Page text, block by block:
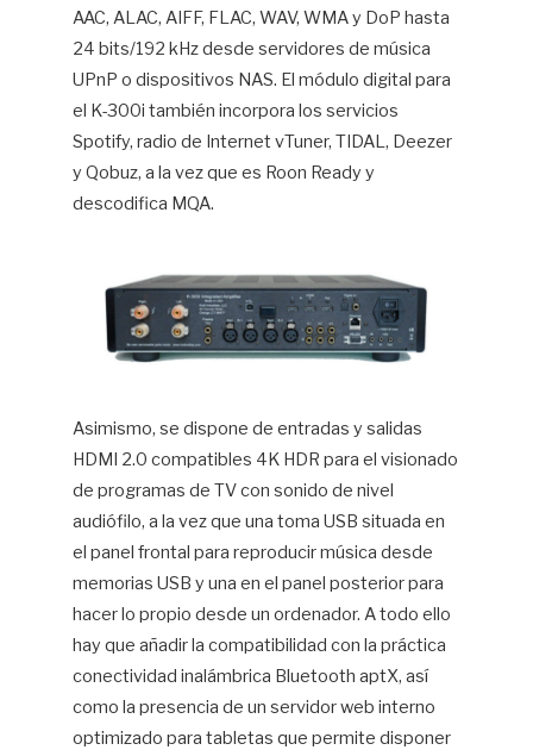
AAC, ALAC, AIFF, FLAC, WAV, WMA y DoP hasta
24 bits/192 kHz desde servidores de música
UPnP o dispositivos NAS. El módulo digital para
el K-300i también incorpora los servicios
Spotify, radio de Internet vTuner, TIDAL, Deezer
y Qobuz, a la vez que es Roon Ready y
descodifica MQA.
Asimismo, se dispone de entradas y salidas
HDMI 2.0 compatibles 4K HDR para el visionado
de programas de TV con sonido de nivel
audiófilo, a la vez que una toma USB situada en
el panel frontal para reproducir música desde
memorias USB y una en el panel posterior para
hacer lo propio desde un ordenador. A todo ello
hay que añadir la compatibilidad con la práctica
conectividad inalámbrica Bluetooth aptX, así
como la presencia de un servidor web interno
optimizado para tabletas que permite disponer